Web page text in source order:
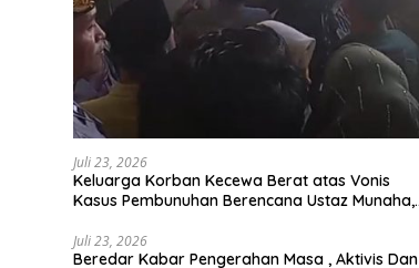
Juli 23, 2026
Keluarga Korban Kecewa Berat atas Vonis
Kasus Pembunuhan Berencana Ustaz Munaha,
Juli 23, 2026
Beredar Kabar Pengerahan Masa , Aktivis Dan